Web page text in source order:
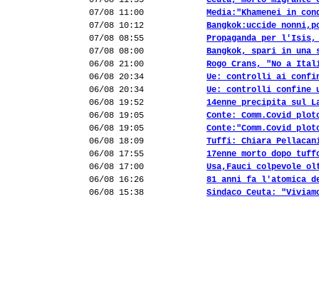
07/08 11:00
Media:"Khamenei in
07/08 10:12
Bangkok:uccide
07/08 08:55
Propaganda per l'Isis,
07/08 08:00
Bangkok, spari in
06/08 21:00
Rogo Crans, "No a
06/08 20:34
Ue: controlli ai
06/08 20:34
Ue: controlli confine
06/08 19:52
14enne precipita sul
06/08 19:05
Conte: Comm.Covid
06/08 19:05
Conte:"Comm.Covid
06/08 18:09
Tuffi: Chiara
06/08 17:55
17enne morto dopo
06/08 17:00
Usa,Fauci colpevole
06/08 16:26
81 anni fa l'atomica
06/08 15:38
Sindaco Ceuta: